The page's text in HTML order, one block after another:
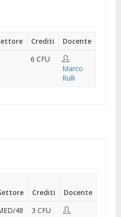
Crediti
Docente
6 CFU
Marco
Rulli
Crediti
Docente
48
3 CFU